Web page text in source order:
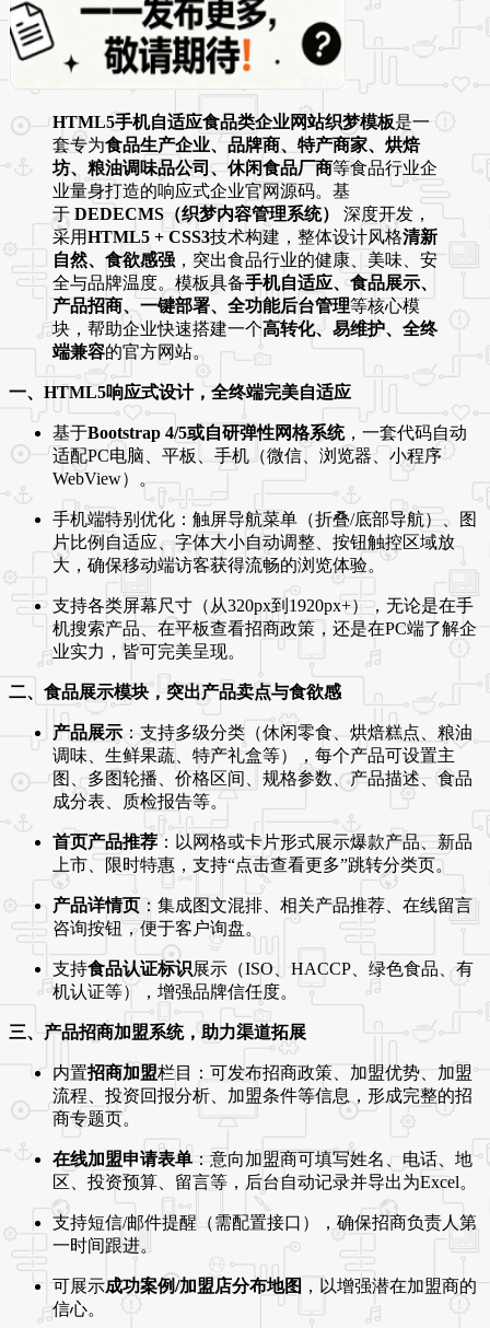
HTML5手机自适应食品类企业网站织梦模板是一
套专为食品生产企业、品牌商、特产商家、烘焙
坊、粮油调味品公司、休闲食品厂商等食品行业企
业量身打造的响应式企业官网源码。基
于 DEDECMS（织梦内容管理系统）
深度开发，
采用HTML5 + CSS3技术构建，整体设计风格清新
自然、食欲感强 ，突出食品行业的健康、美味、安
全与品牌温度。模板具备手机自适应、食品展示、
产品招商、一键部署、全功能后台管理等核心模
块，帮助企业快速搭建一个高转化、易维护、全终
端兼容的官方网站。
一、HTML5响应式设计，全终端完美自适应
基于Bootstrap 4/5或自研弹性网格系统，一套代码自动
适配PC电脑、平板、手机（微信、浏览器、小程序
WebView）。
手机端特别优化：触屏导航菜单（折叠/底部导航）、图
片比例自适应、字体大小自动调整、按钮触控区域放
大，确保移动端访客获得流畅的浏览体验。
支持各类屏幕尺寸（从320px到1920px+），无论是在手
机搜索产品、在平板查看招商政策，还是在PC端了解企
业实力，皆可完美呈现。
二、食品展示模块，突出产品卖点与食欲感
产品展示 ：支持多级分类（休闲零食、烘焙糕点、粮油
调味、生鲜果蔬、特产礼盒等），每个产品可设置主
图、多图轮播、价格区间、规格参数、产品描述、食品
成分表、质检报告等。
首页产品推荐：以网格或卡片形式展示爆款产品、新品
上市、限时特惠，支持“点击查看更多”跳转分类页。
产品详情页：集成图文混排、相关产品推荐、在线留言
咨询按钮，便于客户询盘。
支持食品认证标识展示（ISO、HACCP、绿色食品、有
机认证等），增强品牌信任度。
三、产品招商加盟系统，助力渠道拓展
内置招商加盟栏目：可发布招商政策、加盟优势、加盟
流程、投资回报分析、加盟条件等信息，形成完整的招
商专题页。
在线加盟申请表单：意向加盟商可填写姓名、电话、地
区、投资预算、留言等，后台自动记录并导出为Excel。
支持短信/邮件提醒（需配置接口），确保招商负责人第
一时间跟进。
可展示成功案例/加盟店分布地图 ，以增强潜在加盟商的
信心。